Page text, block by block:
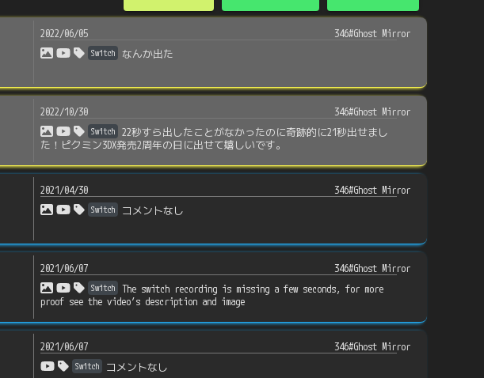
2022/06/05 346#Ghost Mirror
Switch なんか出た
2022/10/30 346#Ghost Mirror
Switch
22秒すら出したことがなかったのに奇跡的に21秒出せまし
た！ピクミン3DX発売2周年の日に出せて嬉しいです。
2021/04/30 346#Ghost Mirror
Switch コメントなし
2021/06/07 346#Ghost Mirror
Switch
The switch recording is missing a few seconds, for more
proof see the video’s description and image
2021/06/07 346#Ghost Mirror
Switch コメントなし